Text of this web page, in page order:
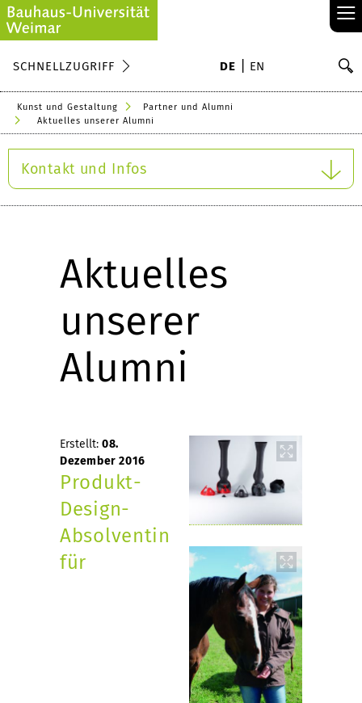
≡
SCHNELLZUGRIFF DE EN
Kunst und Gestaltung
Partner und Alumni
Aktuelles unserer Alumni
Kontakt und Infos
Aktuelles
unserer
Alumni
Erstellt: 08.
Dezember 2016
Produkt-
Design-
Absolventin
für